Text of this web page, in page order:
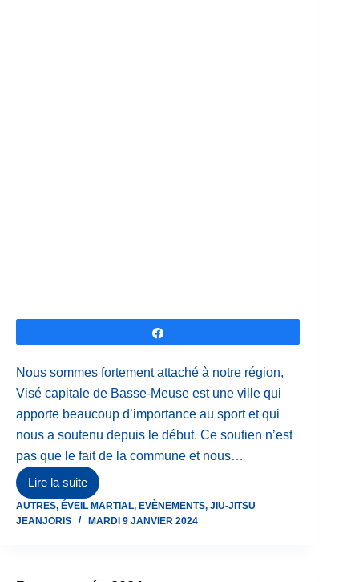
Nous sommes fortement attaché à notre région,
Visé capitale de Basse-Meuse est une ville qui
apporte beaucoup d’importance au sport et qui
nous a soutenu depuis le début. Ce soutien n’est
pas que le fait de la commune et nous…
Lire la suite
Merci
Visé
Magazine
AUTRES, ÉVEIL MARTIAL, EVÈNEMENTS, JIU-JITSU
JEANJORIS
MARDI 9 JANVIER 2024